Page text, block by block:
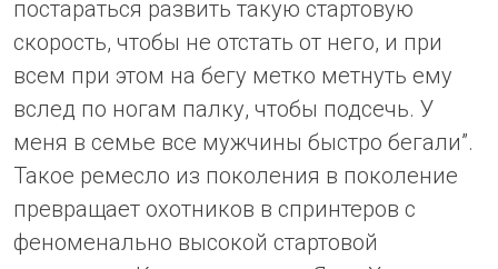
постараться развить такую стартовую
скорость, чтобы не отстать от него, и при
всем при этом на бегу метко метнуть ему
вслед по ногам палку, чтобы подсечь. У
меня в семье все мужчины быстро бегали”.
Такое ремесло из поколения в поколение
превращает охотников в спринтеров с
феноменально высокой стартовой